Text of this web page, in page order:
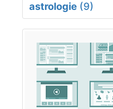
astrologie (9)